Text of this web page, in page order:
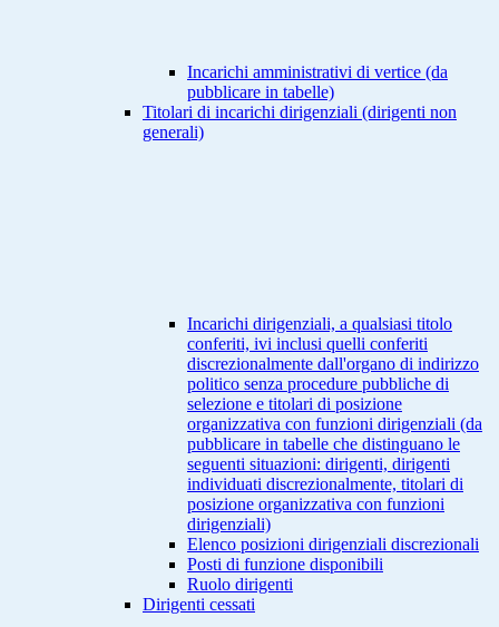
Incarichi amministrativi di vertice (da
pubblicare in tabelle)
Titolari di incarichi dirigenziali (dirigenti non
generali)
Incarichi dirigenziali, a qualsiasi titolo
conferiti, ivi inclusi quelli conferiti
discrezionalmente dall'organo di indirizzo
politico senza procedure pubbliche di
selezione e titolari di posizione
organizzativa con funzioni dirigenziali (da
pubblicare in tabelle che distinguano le
seguenti situazioni: dirigenti, dirigenti
individuati discrezionalmente, titolari di
posizione organizzativa con funzioni
dirigenziali)
Elenco posizioni dirigenziali discrezionali
Posti di funzione disponibili
Ruolo dirigenti
Dirigenti cessati